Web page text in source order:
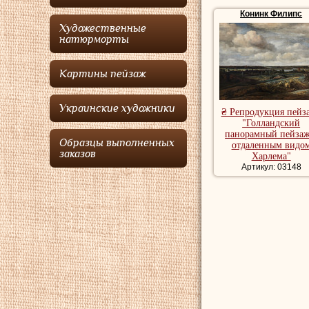
Художественные
натюрморты
Картины пейзаж
Украинские художники
Образцы выполненных
заказов
ДляКонинка
рамой. В его
серого тонов,
стремится к
Конинка
ратовали за
мастерство
пейзажей, образцы
Берлинском и
Купить
художника,
Конинк Филипс
₴ Репродукция
"Голландский
панорамный
отдаленным
Харлема"
Артикул: 03148